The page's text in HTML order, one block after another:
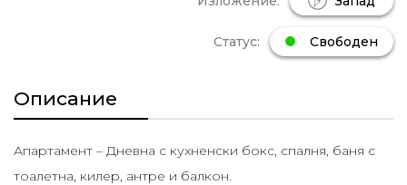
Статус: Свободен
Описание
Апартамент – Дневна с кухненски бокс, спалня, баня с
тоалетна, килер, антре и балкон.